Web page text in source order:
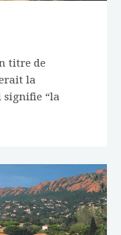
titre de
la
signifie “la